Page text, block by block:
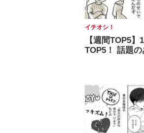
イチオシ！
【週間TOP5
TOP5！ 話題の